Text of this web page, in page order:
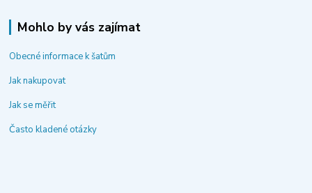
Mohlo by vás zajímat
Obecné informace k šatům
Jak nakupovat
Jak se měřit
Často kladené otázky